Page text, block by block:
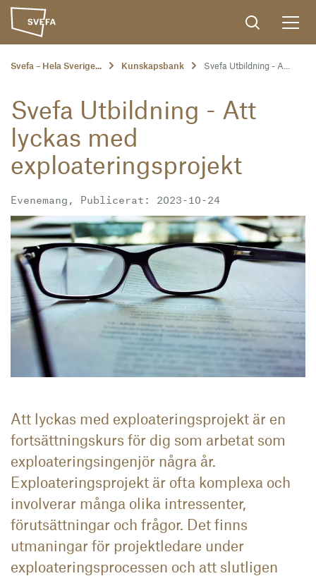
Svefa – Hela Sverige... Kunskapsbank Svefa Utbildning - A...
Svefa Utbildning - Att
lyckas med
exploateringsprojekt
Evenemang, Publicerat: 2023-10-24
Att lyckas med exploateringsprojekt är en
fortsättningskurs för dig som arbetat som
exploateringsingenjör några år.
Exploateringsprojekt är ofta komplexa och
involverar många olika intressenter,
förutsättningar och frågor. Det finns
utmaning­ar för projektledare under
exploateringsprocessen och att slutligen